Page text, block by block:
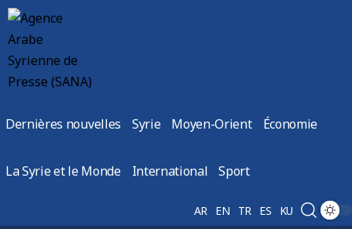
Dernières nouvelles Syrie Moyen-Orient Économie
La Syrie et le Monde International Sport
AR EN TR ES KU